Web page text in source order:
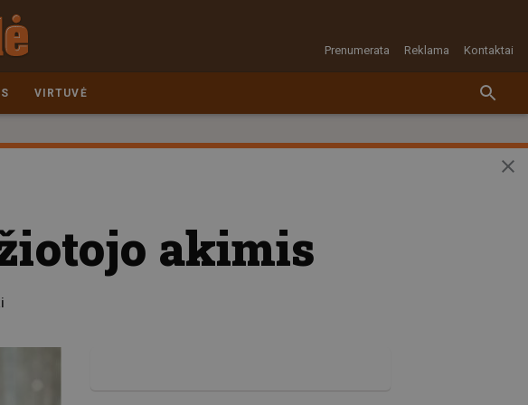
Prenumerata Reklama Kontaktai
VIRTUVĖ
akimis